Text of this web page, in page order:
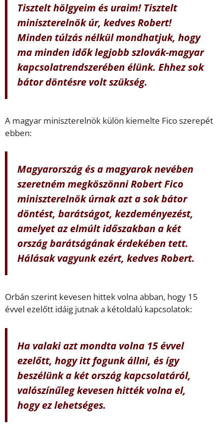
Tisztelt hölgyeim és uraim! Tisztelt
miniszterelnök úr, kedves Robert!
Minden túlzás nélkül mondhatjuk, hogy
ma minden idők legjobb szlovák-magyar
kapcsolatrendszerében élünk. Ehhez sok
bátor döntésre volt szükség.
A magyar miniszterelnök külön kiemelte Fico szerepét
ebben:
Magyarország és a magyarok nevében
szeretném megköszönni Robert Fico
miniszterelnök úrnak azt a sok bátor
döntést, barátságot, kezdeményezést,
amelyet az elmúlt időszakban a két
ország barátságának érdekében tett.
Hálásak vagyunk ezért, kedves Robert.
Orbán szerint kevesen hittek volna abban, hogy 15
évvel ezelőtt idáig jutnak a kétoldalú kapcsolatok:
Ha valaki azt mondta volna 15 évvel
ezelőtt, hogy itt fogunk állni, és így
beszélünk a két ország kapcsolatáról,
valószínűleg kevesen hitték volna el,
hogy ez lehetséges.